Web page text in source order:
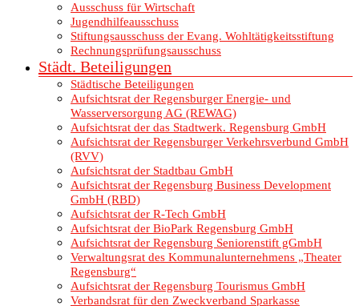
Ausschuss für Wirtschaft
Jugendhilfeausschuss
Stiftungsausschuss der Evang. Wohltätigkeitsstiftung
Rechnungsprüfungsausschuss
Städt. Beteiligungen
Städtische Beteiligungen
Aufsichtsrat der Regensburger Energie- und
Wasserversorgung AG (REWAG)
Aufsichtsrat der das Stadtwerk. Regensburg GmbH
Aufsichtsrat der Regensburger Verkehrsverbund GmbH
(RVV)
Aufsichtsrat der Stadtbau GmbH
Aufsichtsrat der Regensburg Business Development
GmbH (RBD)
Aufsichtsrat der R-Tech GmbH
Aufsichtsrat der BioPark Regensburg GmbH
Aufsichtsrat der Regensburg Seniorenstift gGmbH
Verwaltungsrat des Kommunalunternehmens „Theater
Regensburg“
Aufsichtsrat der Regensburg Tourismus GmbH
Verbandsrat für den Zweckverband Sparkasse